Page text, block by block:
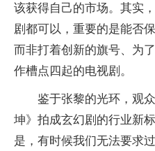
该获得自己的市场。其实
剧都可以，重要的是能否
而非打着创新的旗号、为
作槽点四起的电视剧。
鉴于张黎的光环，观
坤》拍成玄幻剧的行业新
是，有时候我们无法要求